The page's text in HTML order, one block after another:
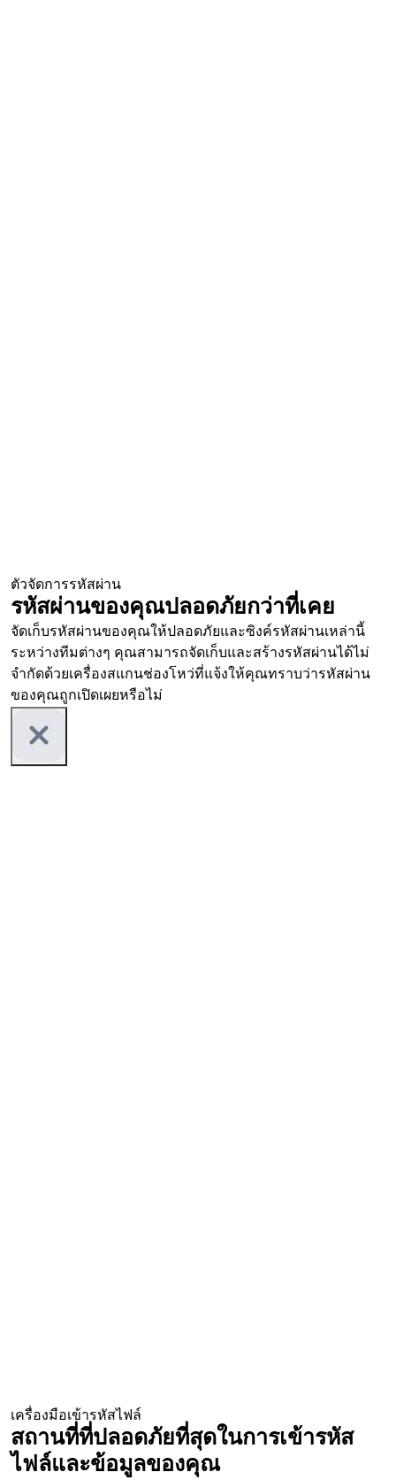
ตัวจัดการรหัสผ่าน
รหัสผ่านของคุณปลอดภัยกว่าที่เคย
จัดเก็บรหัสผ่านของคุณให้ปลอดภัยและซิงค์รหัสผ่านเหล่านี้
ระหว่างทีมต่างๆ คุณสามารถจัดเก็บและสร้างรหัสผ่านได้ไม่
จำกัดด้วยเครื่องสแกนช่องโหว่ที่แจ้งให้คุณทราบว่ารหัสผ่าน
ของคุณถูกเปิดเผยหรือไม่
เครื่องมือเข้ารหัสไฟล์
สถานที่ที่ปลอดภัยที่สุดในการเข้ารหัส
ไฟล์และข้อมูลของคุณ